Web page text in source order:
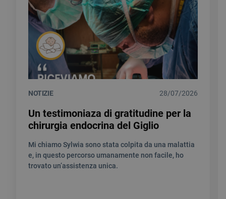
NOTIZIE 28/07/2026
Un testimoniaza di gratitudine per la
chirurgia endocrina del Giglio
Mi chiamo Sylwia sono stata colpita da una malattia
e, in questo percorso umanamente non facile, ho
trovato un’assistenza unica.